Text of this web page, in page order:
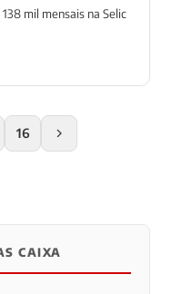
mil mensais na Selic
16
CAIXA